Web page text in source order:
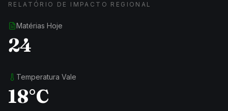
RELATÓRIO DE IMPACTO REGIONAL
Matérias Hoje
24
Temperatura Vale
18°C